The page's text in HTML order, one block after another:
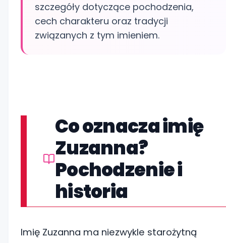
szczegóły dotyczące pochodzenia,
cech charakteru oraz tradycji
związanych z tym imieniem.
Co oznacza imię
Zuzanna?
Pochodzenie i
historia
Imię Zuzanna ma niezwykle starożytną